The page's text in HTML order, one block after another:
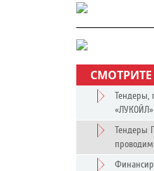
Тендеры,
«ЛУКОЙЛ»
Тендеры